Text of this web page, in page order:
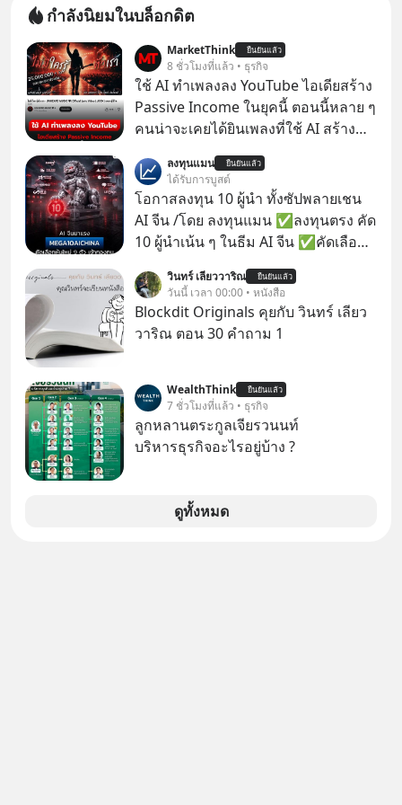
กำลังนิยมในบล็อกดิต
MarketThink ยืนยันแล้ว
8 ชั่วโมงที่แล้ว • ธุรกิจ
ใช้ AI ทำเพลงลง YouTube ไอเดียสร้าง
Passive Income ในยุคนี้ ตอนนี้หลาย ๆ
คนน่าจะเคยได้ยินเพลงที่ใช้ AI สร้าง
รู้ตัวเรา” จากช่องชื่อว่า UNHEARD
MUSIC ที่ตอนนี้มียอดรับชมกว่า 26
ล้านครั้งแล้ว
ลงทุนแมน ยืนยันแล้ว
ได้รับการบูสต์
โอกาสลงทุน 10 ผู้นำ ทั้งซัปพลายเชน
AI จีน /โดย ลงทุนแมน ✅ลงทุนตรง คัด
10 ผู้นำเน้น ๆ ในธีม AI จีน ✅คัดเลือก
เจ้าของผู้นำ AI จีน ตั้งแต่โรงงานผลิตชิป
หน่วยความจำ โมเดล AI ยันหุ่นยนต์
✅ได้การรับยกเว้นภาษี Capital Gain
วินทร์ เลียววาริณ ยืนยันแล้ว
วันนี้ เวลา 00:00 • หนังสือ
Blockdit Originals คุยกับ วินทร์ เลียว
วาริณ ตอน 30 คำถาม 1
WealthThink ยืนยันแล้ว
7 ชั่วโมงที่แล้ว • ธุรกิจ
ลูกหลานตระกูลเจียรวนนท์
บริหารธุรกิจอะไรอยู่บ้าง ?
ดูทั้งหมด